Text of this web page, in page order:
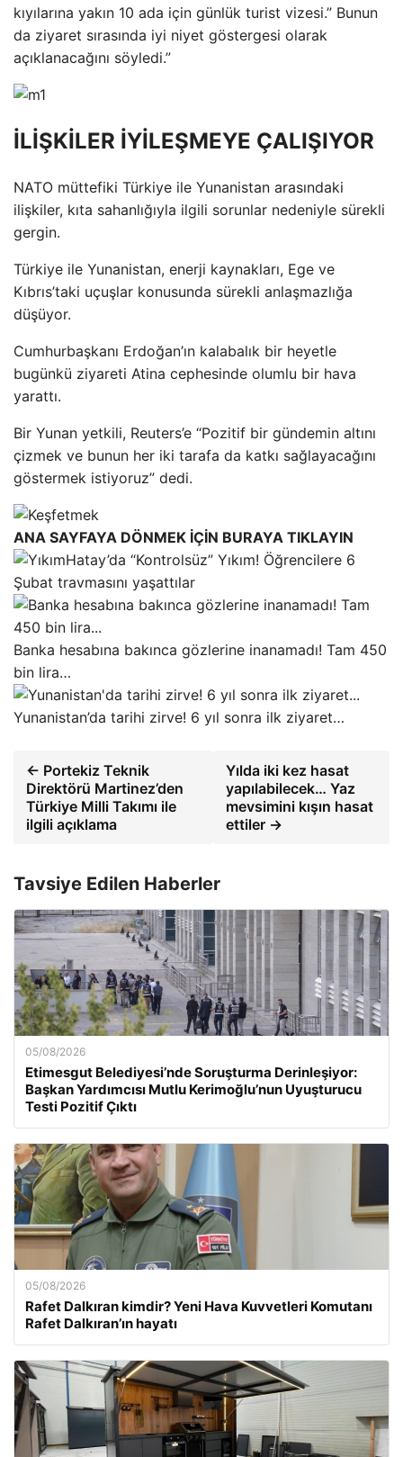
kıyılarına yakın 10 ada için günlük turist vizesi.” Bunun
da ziyaret sırasında iyi niyet göstergesi olarak
açıklanacağını söyledi.”
İLİŞKİLER İYİLEŞMEYE ÇALIŞIYOR
NATO müttefiki Türkiye ile Yunanistan arasındaki
ilişkiler, kıta sahanlığıyla ilgili sorunlar nedeniyle sürekli
gergin.
Türkiye ile Yunanistan, enerji kaynakları, Ege ve
Kıbrıs’taki uçuşlar konusunda sürekli anlaşmazlığa
düşüyor.
Cumhurbaşkanı Erdoğan’ın kalabalık bir heyetle
bugünkü ziyareti Atina cephesinde olumlu bir hava
yarattı.
Bir Yunan yetkili, Reuters’e “Pozitif bir gündemin altını
çizmek ve bunun her iki tarafa da katkı sağlayacağını
göstermek istiyoruz” dedi.
ANA SAYFAYA DÖNMEK İÇİN BURAYA TIKLAYIN
Hatay’da “Kontrolsüz” Yıkım! Öğrencilere 6
Şubat travmasını yaşattılar
Banka hesabına bakınca gözlerine inanamadı! Tam 450
bin lira…
Yunanistan’da tarihi zirve! 6 yıl sonra ilk ziyaret…
← Portekiz Teknik
Direktörü Martinez’den
Türkiye Milli Takımı ile
ilgili açıklama
Yılda iki kez hasat
yapılabilecek… Yaz
mevsimini kışın hasat
ettiler →
Tavsiye Edilen Haberler
05/08/2026
Etimesgut Belediyesi’nde Soruşturma Derinleşiyor:
Başkan Yardımcısı Mutlu Kerimoğlu’nun Uyuşturucu
Testi Pozitif Çıktı
05/08/2026
Rafet Dalkıran kimdir? Yeni Hava Kuvvetleri Komutanı
Rafet Dalkıran’ın hayatı